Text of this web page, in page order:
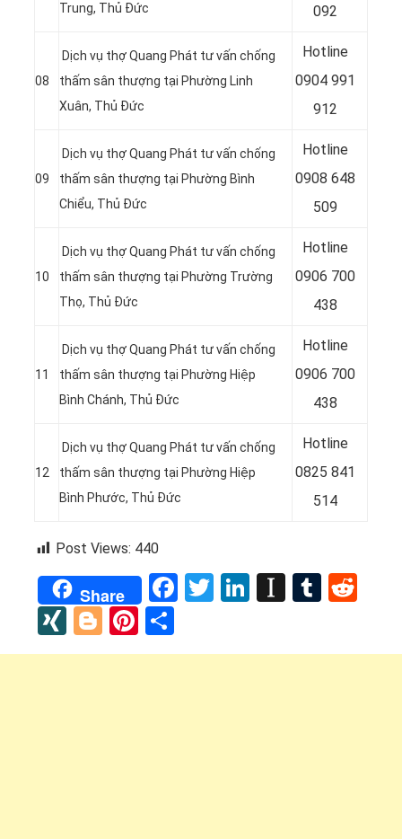
Trung, Thủ Đức
092
08
Dịch vụ thợ Quang Phát tư vấn chống
thấm sân thượng tại Phường Linh
Xuân, Thủ Đức
Hotline
0904 991
912
09
Dịch vụ thợ Quang Phát tư vấn chống
thấm sân thượng tại Phường Bình
Chiểu, Thủ Đức
Hotline
0908 648
509
10
Dịch vụ thợ Quang Phát tư vấn chống
thấm sân thượng tại Phường Trường
Thọ, Thủ Đức
Hotline
0906 700
438
11
Dịch vụ thợ Quang Phát tư vấn chống
thấm sân thượng tại Phường Hiệp
Bình Chánh, Thủ Đức
Hotline
0906 700
438
12
Dịch vụ thợ Quang Phát tư vấn chống
thấm sân thượng tại Phường Hiệp
Bình Phước, Thủ Đức
Hotline
0825 841
514
Post Views: 440
Share Facebook
Twitter
LinkedIn
XINGBloggerPinterest